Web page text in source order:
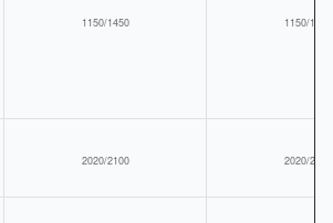
1150/1450 1150/1450
2020/2100 2020/2100